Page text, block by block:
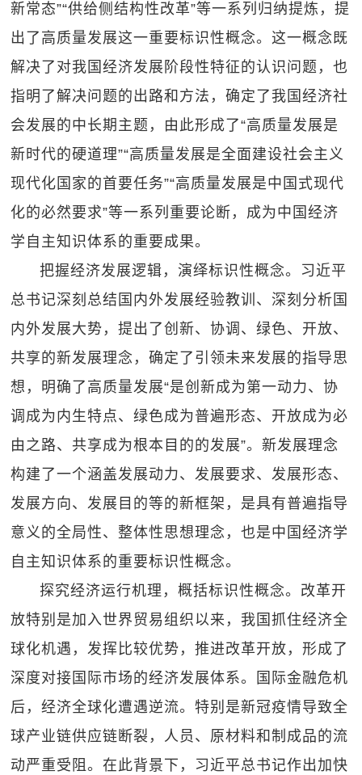
新常态”“供给侧结构性改革”等一系列归纳提炼，提
出了高质量发展这一重要标识性概念。这一概念既
解决了对我国经济发展阶段性特征的认识问题，也
指明了解决问题的出路和方法，确定了我国经济社
会发展的中长期主题，由此形成了“高质量发展是
新时代的硬道理”“高质量发展是全面建设社会主义
现代化国家的首要任务”“高质量发展是中国式现代
化的必然要求”等一系列重要论断，成为中国经济
学自主知识体系的重要成果。
把握经济发展逻辑，演绎标识性概念。习近平
总书记深刻总结国内外发展经验教训、深刻分析国
内外发展大势，提出了创新、协调、绿色、开放、
共享的新发展理念，确定了引领未来发展的指导思
想，明确了高质量发展“是创新成为第一动力、协
调成为内生特点、绿色成为普遍形态、开放成为必
由之路、共享成为根本目的的发展”。新发展理念
构建了一个涵盖发展动力、发展要求、发展形态、
发展方向、发展目的等的新框架，是具有普遍指导
意义的全局性、整体性思想理念，也是中国经济学
自主知识体系的重要标识性概念。
探究经济运行机理，概括标识性概念。改革开
放特别是加入世界贸易组织以来，我国抓住经济全
球化机遇，发挥比较优势，推进改革开放，形成了
深度对接国际市场的经济发展体系。国际金融危机
后，经济全球化遭遇逆流。特别是新冠疫情导致全
球产业链供应链断裂，人员、原材料和制成品的流
动严重受阻。在此背景下，习近平总书记作出加快